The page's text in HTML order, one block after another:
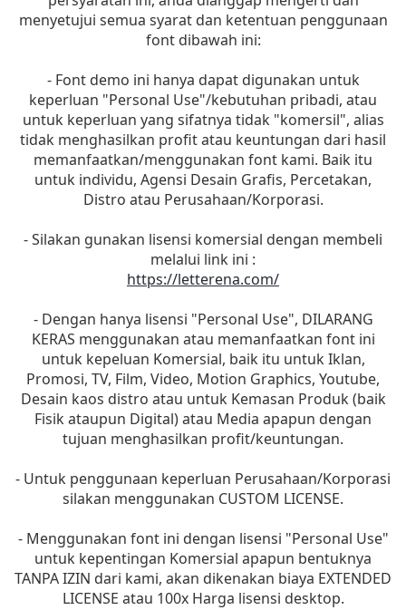
menyetujui semua syarat dan ketentuan penggunaan
font dibawah ini:
- Font demo ini hanya dapat digunakan untuk
keperluan "Personal Use"/kebutuhan pribadi, atau
untuk keperluan yang sifatnya tidak "komersil", alias
tidak menghasilkan profit atau keuntungan dari hasil
memanfaatkan/menggunakan font kami. Baik itu
untuk individu, Agensi Desain Grafis, Percetakan,
Distro atau Perusahaan/Korporasi.
- Silakan gunakan lisensi komersial dengan membeli
melalui link ini :
https://letterena.com/
- Dengan hanya lisensi "Personal Use", DILARANG
KERAS menggunakan atau memanfaatkan font ini
untuk kepeluan Komersial, baik itu untuk Iklan,
Promosi, TV, Film, Video, Motion Graphics, Youtube,
Desain kaos distro atau untuk Kemasan Produk (baik
Fisik ataupun Digital) atau Media apapun dengan
tujuan menghasilkan profit/keuntungan.
- Untuk penggunaan keperluan Perusahaan/Korporasi
silakan menggunakan CUSTOM LICENSE.
- Menggunakan font ini dengan lisensi "Personal Use"
untuk kepentingan Komersial apapun bentuknya
TANPA IZIN dari kami, akan dikenakan biaya EXTENDED
LICENSE atau 100x Harga lisensi desktop.